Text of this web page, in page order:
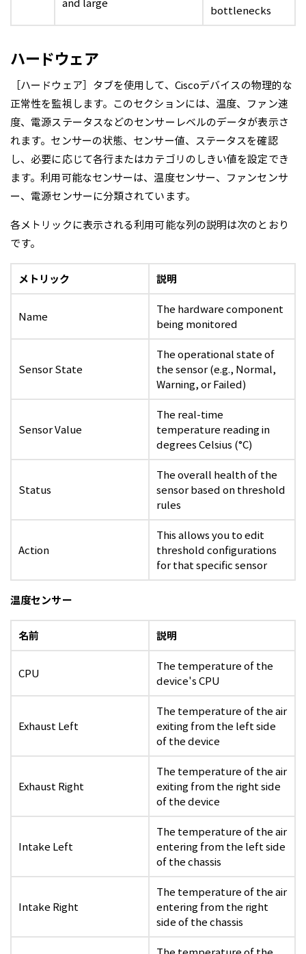
bottlenecks
ハードウェア
［ハードウェア］タブを使用して、Ciscoデバイスの物理的な
正常性を監視します。このセクションには、温度、ファン速
度、電源ステータスなどのセンサーレベルのデータが表示さ
れます。センサーの状態、センサー値、ステータスを確認
し、必要に応じて各行またはカテゴリのしきい値を設定でき
ます。利用可能なセンサーは、温度センサー、ファンセンサ
ー、電源センサーに分類されています。
各メトリックに表示される利用可能な列の説明は次のとおり
です。
メトリック 説明
Name
The hardware component
being monitored
Sensor State
The operational state of
the sensor (e.g., Normal,
Warning, or Failed)
Sensor Value
The real-time
temperature reading in
degrees Celsius (°C)
Status
The overall health of the
sensor based on threshold
rules
Action
This allows you to edit
threshold configurations
for that specific sensor
温度センサー
名前 説明
CPU
The temperature of the
device's CPU
Exhaust Left
The temperature of the air
exiting from the left side
of the device
Exhaust Right
The temperature of the air
exiting from the right side
of the device
Intake Left
The temperature of the air
entering from the left side
of the chassis
Intake Right
The temperature of the air
entering from the right
side of the chassis